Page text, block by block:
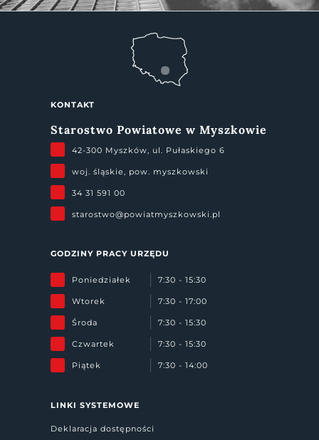
KONTAKT
Starostwo Powiatowe w Myszkowie
42-300 Myszków, ul. Pułaskiego 6
woj. śląskie, pow. myszkowski
34 31 591 00
starostwo@powiatmyszkowski.pl
GODZINY PRACY URZĘDU
Poniedziałek 7:30 - 15:30
Wtorek 7:30 - 17:00
Środa 7:30 - 15:30
Czwartek 7:30 - 15:30
Piątek 7:30 - 14:00
LINKI SYSTEMOWE
Deklaracja dostępności